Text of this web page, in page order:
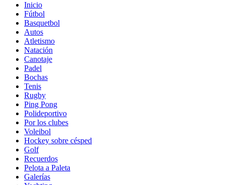
Inicio
Fútbol
Basquetbol
Autos
Atletismo
Natación
Canotaje
Padel
Bochas
Tenis
Rugby
Ping Pong
Polideportivo
Por los clubes
Voleibol
Hockey sobre césped
Golf
Recuerdos
Pelota a Paleta
Galerías